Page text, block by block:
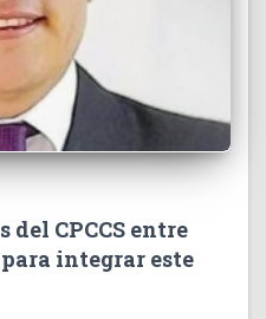
del CPCCS entre
integrar este